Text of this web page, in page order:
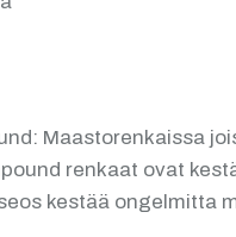
Maastorenkaissa
renkaat ovat
kestää ongelmitta